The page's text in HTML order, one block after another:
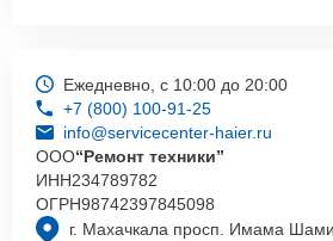
г. Махачкала просп. Имама
Ежедневно, с 10:00 до 20:00
+7 (800) 100-91-25
info@servicecenter-haier.ru
ООО“Ремонт техники”
ИНН234789782
ОГРН98742397845098